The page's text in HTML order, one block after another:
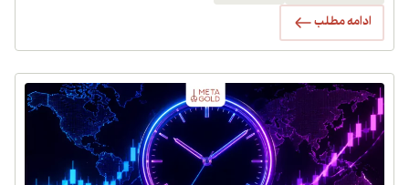
ادامه مطلب